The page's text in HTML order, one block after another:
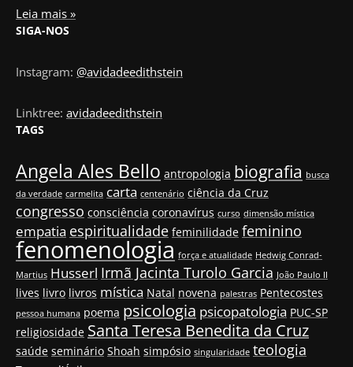
Leia mais »
SIGA-NOS
Instagram: @avidadeedithstein
Linktree: avidadeedithstein
TAGS
Angela Ales Bello antropologia biografia busca
da verdade carmelita carta centenário ciência da Cruz
congresso consciência coronavírus curso dimensão mística
empatia espiritualidade feminilidade feminino
fenomenologia força e atualidade Hedwig Conrad-
Martius Husserl Irmã Jacinta Turolo Garcia João Paulo II
lives livro livros mística Natal novena palestras Pentecostes
pessoa humana poema psicologia psicopatologia PUC-SP
religiosidade Santa Teresa Benedita da Cruz
saúde seminário Shoah simpósio singularidade teologia